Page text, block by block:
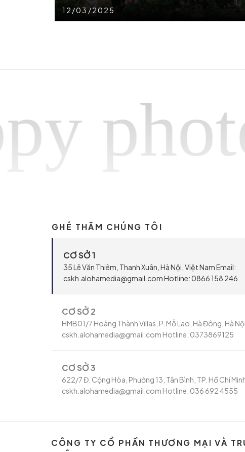
12/03/2025
GHÉ THĂM CHÚNG TÔI
CƠ SỞ 1
35 Lê Văn Thiêm, Thanh Xuân, Hà Nội, Việt Nam Email:
cskh.alohamedia@gmail.com Hotline: 0866 158 246
CƠ SỞ 2
HMB01/7 Hoàng Thành Villas, P. Mỗ Lao, Hà Đông, Hà
cskh.alohamedia@gmail.com Hotline: 0373869125
CƠ SỞ 3
622/7 Đ. Cộng Hòa, Phường 13, Tân Bình, TP. Hồ Chí
cskh.alohamedia@gmail.com Hotline: 036 692 4555
CÔNG TY CỔ PHẦN THƯƠNG MẠI VÀ